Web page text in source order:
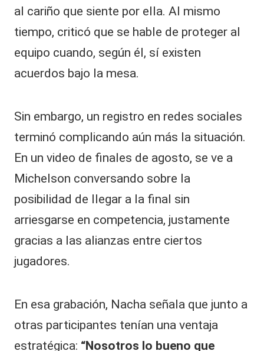
al cariño que siente por ella. Al mismo
tiempo, criticó que se hable de proteger al
equipo cuando, según él, sí existen
acuerdos bajo la mesa.
Sin embargo, un registro en redes sociales
terminó complicando aún más la situación.
En un video de finales de agosto, se ve a
Michelson conversando sobre la
posibilidad de llegar a la final sin
arriesgarse en competencia, justamente
gracias a las alianzas entre ciertos
jugadores.
En esa grabación, Nacha señala que junto a
otras participantes tenían una ventaja
estratégica: “Nosotros lo bueno que